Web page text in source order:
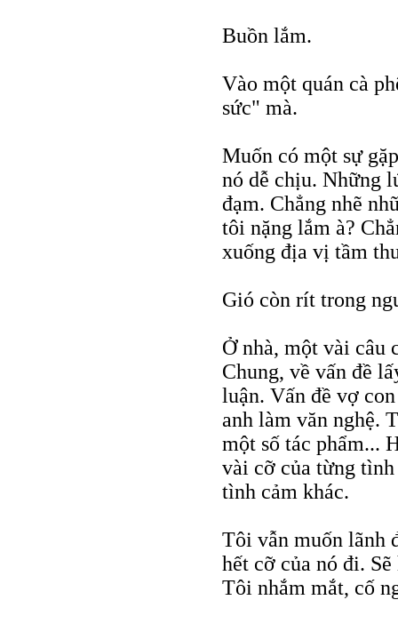
Buồn lắm.
Vào một quán cà
sức" mà.
Muốn có một sự
nó dễ chịu. Những
đạm. Chẳng nhẽ
tôi nặng lắm à?
xuống địa vị tầm
Gió còn rít trong
Ở nhà, một vài câu
Chung, về vấn đề
luận. Vấn đề vợ
anh làm văn nghệ.
một số tác phẩm...
vài cỡ của từng
tình cảm khác.
Tôi vẫn muốn lãnh
hết cỡ của nó đi. Sẽ
Tôi nhắm mắt, cố